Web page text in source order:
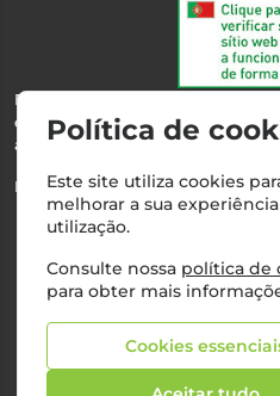
Esta farmácia encontra-se
dispensa de medicamentos e
através da internet.
Nº Infarmed: 21 798 7100
Direção Técnica:
NIPC:510103669 | Teresa
Alvará
©2026 Todos os
Política de
Este site utiliza cookies
melhorar a sua
utilização.
Consulte nossa política de
para obter mais
Cookies